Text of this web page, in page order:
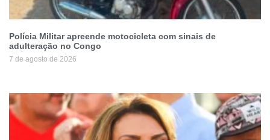
Polícia Militar apreende motocicleta com sinais de
adulteração no Congo
7 de agosto de 2026